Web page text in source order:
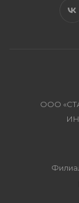
ООО